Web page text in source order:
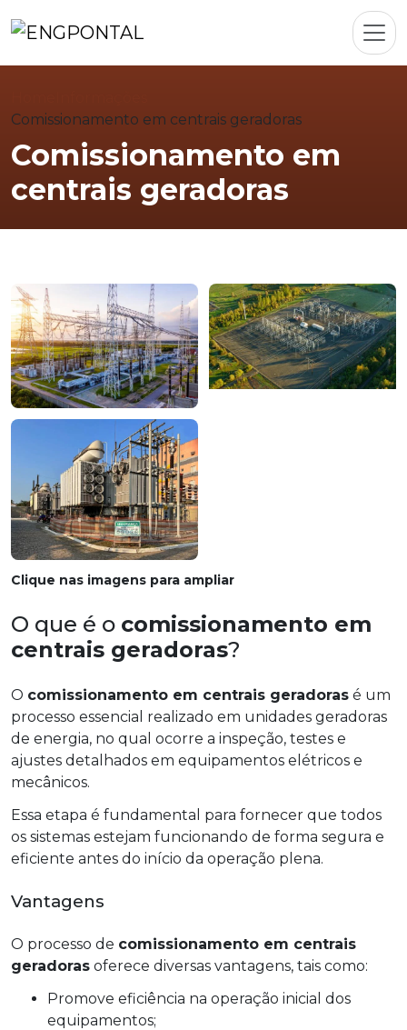
Comissionamento em centrais geradoras
Comissionamento em
centrais geradoras
Clique nas imagens para ampliar
O que é o comissionamento em
centrais geradoras?
O comissionamento em centrais geradoras é um
processo essencial realizado em unidades geradoras
de energia, no qual ocorre a inspeção, testes e
ajustes detalhados em equipamentos elétricos e
mecânicos.
Essa etapa é fundamental para fornecer que todos
os sistemas estejam funcionando de forma segura e
eficiente antes do início da operação plena.
Vantagens
O processo de comissionamento em centrais
geradoras oferece diversas vantagens, tais como:
Promove eficiência na operação inicial dos
equipamentos;